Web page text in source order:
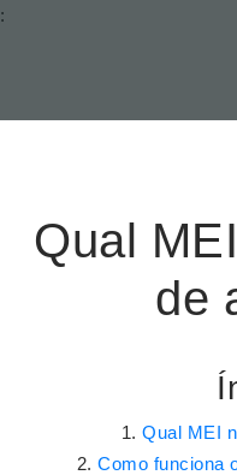
:
Qual
de
Qual MEI
Como funciona